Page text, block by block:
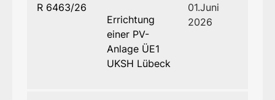
R 6463/26
Errichtung
einer PV-
Anlage ÜE1
UKSH Lübeck
01.Juni
2026